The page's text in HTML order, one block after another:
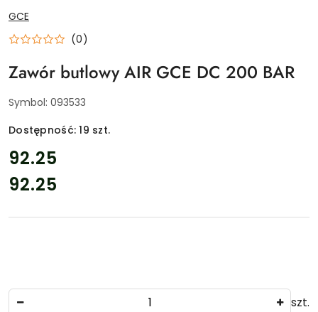
NAZWA
PRODUCENTA:
GCE
(0)
Zawór butlowy AIR GCE DC 200 BAR
Symbol: 093533
Dostępność:19 szt.
cena:
92.25
Cena:
92.25
szt.